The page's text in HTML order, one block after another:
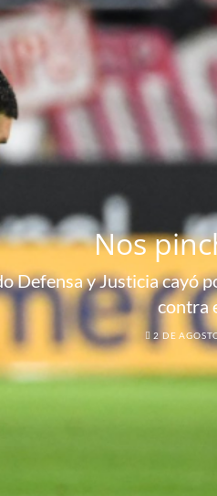
Nos
Defensa y Justicia cayó
contra
2 DE